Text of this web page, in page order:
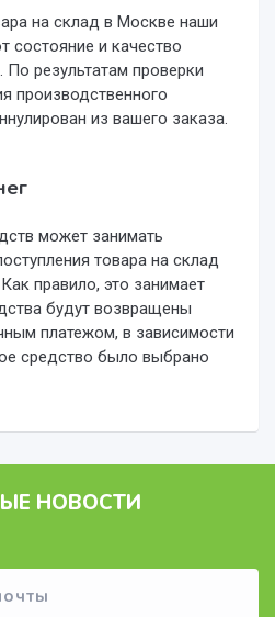
на склад в Москве наши
состояние и качество
результатам проверки
производственного
из вашего заказа.
может занимать
товара на склад
правило, это занимает
будут возвращены
платежом, в зависимости
средство было выбрано
НОВОСТИ